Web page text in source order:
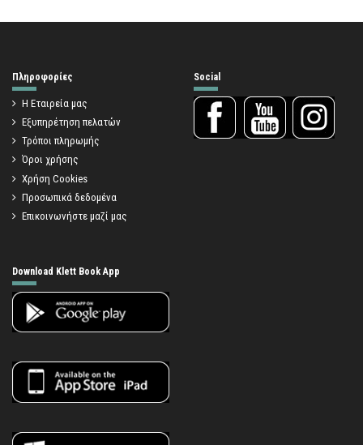
Πληροφορίες
Η Εταιρεία μας
Εξυπηρέτηση πελατών
Τρόποι πληρωμής
Όροι χρήσης
Χρήση Cookies
Προσωπικά δεδομένα
Επικοινωνήστε μαζί μας
Social
Download Klett Book App